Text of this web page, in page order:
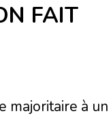
FAIT
majoritaire à un